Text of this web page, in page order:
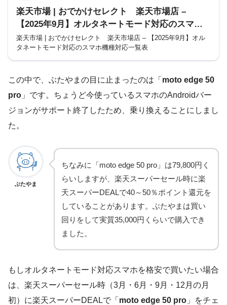
楽天市場 | おでかけセレクト 楽天市場店 –
【2025年9月】オルタネートモード対応のスマホ
機種対応一覧表
楽天市場 | おでかけセレクト 楽天市場店 – 【2025年9月】オル
タネートモード対応のスマホ機種対応一覧表
この中で、ぶたやまの目に止まったのは「 moto edge 50
pro 」です。ちょうど今使っているスマホのAndroidバー
ジョンがサポート終了したため、乗り換えることにしまし
た。
ぶたやま
ちなみに「moto edge 50 pro」は79,800円く
らいしますが、楽天スーパーセール時に楽
天スーパーDEALで40～50％ポイント還元を
していることがあります。ぶたやまは買い
回りをして実質35,000円くらいで購入でき
ました。
もしオルタネートモード対応スマホを格安で買いたい場合
は、楽天スーパーセール時（3月・6月・9月・12月の月
初）に楽天スーパーDEALで「 moto edge 50 pro 」をチェ